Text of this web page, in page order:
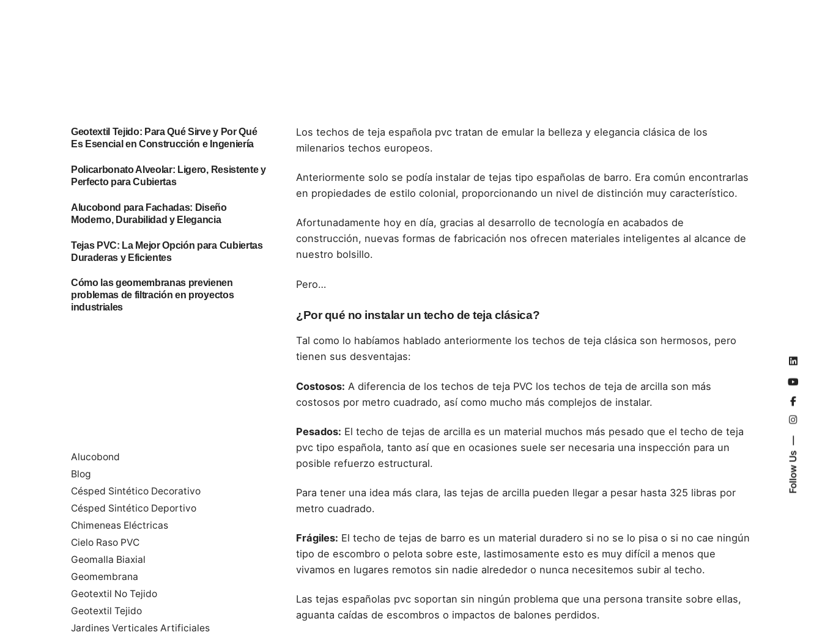
Follow Us
Geotextil Tejido: Para Qué Sirve y Por Qué
Es Esencial en Construcción e Ingeniería
Policarbonato Alveolar: Ligero, Resistente y
Perfecto para Cubiertas
Alucobond para Fachadas: Diseño
Moderno, Durabilidad y Elegancia
Tejas PVC: La Mejor Opción para Cubiertas
Duraderas y Eficientes
Cómo las geomembranas previenen
problemas de filtración en proyectos
industriales
Alucobond
Blog
Césped Sintético Decorativo
Césped Sintético Deportivo
Chimeneas Eléctricas
Cielo Raso PVC
Geomalla Biaxial
Geomembrana
Geotextil No Tejido
Geotextil Tejido
Jardines Verticales Artificiales
Los techos de teja española pvc tratan de emular la belleza y elegancia clásica de los
milenarios techos europeos.
Anteriormente solo se podía instalar de tejas tipo españolas de barro. Era común encontrarlas
en propiedades de estilo colonial, proporcionando un nivel de distinción muy característico.
Afortunadamente hoy en día, gracias al desarrollo de tecnología en acabados de
construcción, nuevas formas de fabricación nos ofrecen materiales inteligentes al alcance de
nuestro bolsillo.
Pero…
¿Por qué no instalar un techo de teja clásica?
Tal como lo habíamos hablado anteriormente los techos de teja clásica son hermosos, pero
tienen sus desventajas:
Costosos: A diferencia de los techos de teja PVC los techos de teja de arcilla son más
costosos por metro cuadrado, así como mucho más complejos de instalar.
Pesados: El techo de tejas de arcilla es un material muchos más pesado que el techo de teja
pvc tipo española, tanto así que en ocasiones suele ser necesaria una inspección para un
posible refuerzo estructural.
Para tener una idea más clara, las tejas de arcilla pueden llegar a pesar hasta 325 libras por
metro cuadrado.
Frágiles: El techo de tejas de barro es un material duradero si no se lo pisa o si no cae ningún
tipo de escombro o pelota sobre este, lastimosamente esto es muy difícil a menos que
vivamos en lugares remotos sin nadie alrededor o nunca necesitemos subir al techo.
Las tejas españolas pvc soportan sin ningún problema que una persona transite sobre ellas,
aguanta caídas de escombros o impactos de balones perdidos.